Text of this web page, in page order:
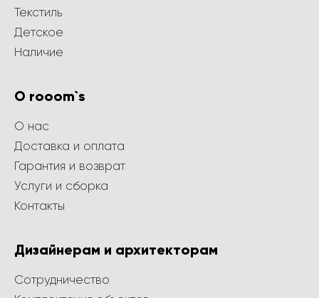
Текстиль
Детское
Наличие
О rooom`s
О нас
Доставка и оплата
Гарантия и возврат
Услуги и сборка
Контакты
Дизайнерам и архитекторам
Сотрудничество